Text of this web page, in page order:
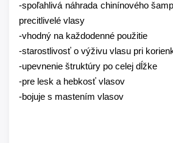
-spoľahlivá náhrada chinínového
precitlivelé vlasy
-vhodný na každodenné použitie
-starostlivosť o výživu vlasu pri
-upevnenie štruktúry po celej dĺžke
-pre lesk a hebkosť vlasov
-bojuje s mastením vlasov